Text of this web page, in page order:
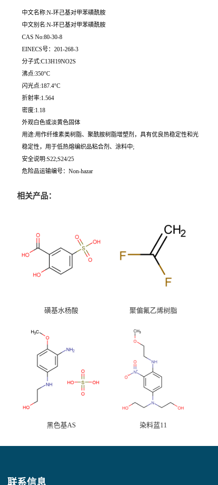
中文名称:N-环己基对甲苯磺酰胺
中文别名:N-环已基对甲苯磺酰胺
CAS No:80-30-8
EINECS号：201-268-3
分子式:C13H19NO2S
沸点:350°C
闪光点:187.4°C
折射率:1.564
密度:1.18
外观白色或淡黄色固体
用途:用作纤维素类树脂、聚酰胺树脂增塑剂，具有优良热稳定性和光
稳定性，用于低热熔编织品粘合剂、涂料中;
安全说明:S22;S24/25
危险品运输编号：Non-hazar
相关产品：
磺基水杨酸 聚偏氟乙烯树脂
黑色基AS 染料蓝11
联系信息